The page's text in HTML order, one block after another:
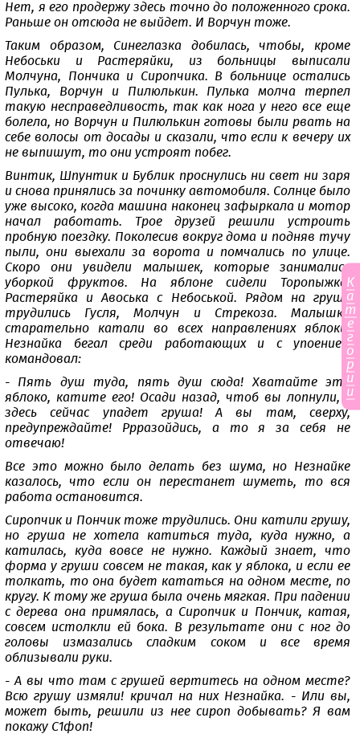
Нет, я его продержу здесь точно до положенного срока.
Раньше он отсюда не выйдет. И Ворчун тоже.
Таким образом, Синеглазка добилась, чтобы, кроме
Небоськи и Растеряйки, из больницы выписали
Молчуна, Пончика и Сиропчика. В больнице остались
Пулька, Ворчун и Пилюлькин. Пулька молча терпел
такую несправедливость, так как нога у него все еще
болела, но Ворчун и Пилюлькин готовы были рвать на
себе волосы от досады и сказали, что если к вечеру их
не выпишут, то они устроят побег.
Винтик, Шпунтик и Бублик проснулись ни свет ни заря
и снова принялись за починку автомобиля. Солнце было
уже высоко, когда машина наконец зафыркала и мотор
начал работать. Трое друзей решили устроить
пробную поездку. Поколесив вокруг дома и подняв тучу
пыли, они выехали за ворота и помчались по улице.
Скоро они увидели малышек, которые занимались
уборкой фруктов. На яблоне сидели Торопыжка,
Растеряйка и Авоська с Небоськой. Рядом на груше
трудились Гусля, Молчун и Стрекоза. Малышки
старательно катали во всех направлениях яблоки.
Незнайка бегал среди работающих и с упоением
командовал:
- Пять душ туда, пять душ сюда! Хватайте это
яблоко, катите его! Осади назад, чтоб вы лопнули, -
здесь сейчас упадет груша! А вы там, сверху,
предупреждайте! Ррразойдись, а то я за себя не
отвечаю!
Все это можно было делать без шума, но Незнайке
казалось, что если он перестанет шуметь, то вся
работа остановится.
Сиропчик и Пончик тоже трудились. Они катили грушу,
но груша не хотела катиться туда, куда нужно, а
катилась, куда вовсе не нужно. Каждый знает, что
форма у груши совсем не такая, как у яблока, и если ее
толкать, то она будет кататься на одном месте, по
кругу. К тому же груша была очень мягкая. При падении
с дерева она примялась, а Сиропчик и Пончик, катая,
совсем истолкли ей бока. В результате они с ног до
головы измазались сладким соком и все время
облизывали руки.
- А вы что там с грушей вертитесь на одном месте?
Всю грушу измяли! кричал на них Незнайка. - Или вы,
может быть, решили из нее сироп добывать? Я вам
покажу С1фоп!
К
а
т
е
г
о
р
и
и